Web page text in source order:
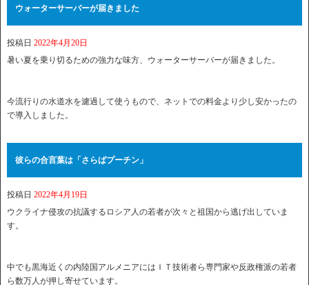
ウォーターサーバーが届きました
投稿日 2022年4月20日
暑い夏を乗り切るための強力な味方、ウォーターサーバーが届きました。
今流行りの水道水を濾過して使うもので、ネットでの料金より少し安かったの
で導入しました。
彼らの合言葉は「さらばプーチン」
投稿日 2022年4月19日
ウクライナ侵攻の抗議するロシア人の若者が次々と祖国から逃げ出していま
す。
中でも黒海近くの内陸国アルメニアにはＩＴ技術者ら専門家や反政権派の若者
ら数万人が押し寄せています。